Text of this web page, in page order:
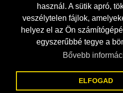
használ. A sütik apró,
veszélytelen fájlok,
helyez el az Ön
egyszerűbbé tegye a
Bővebb
ELFOGAD
cégjegyzékszám: 07-09-
10918001-00000130-
0000 0130 2413 0002, SWIFT:
Hungary
8000 Székesfehérvár, Kelemen
11. (Gaja Liget lakópark) |